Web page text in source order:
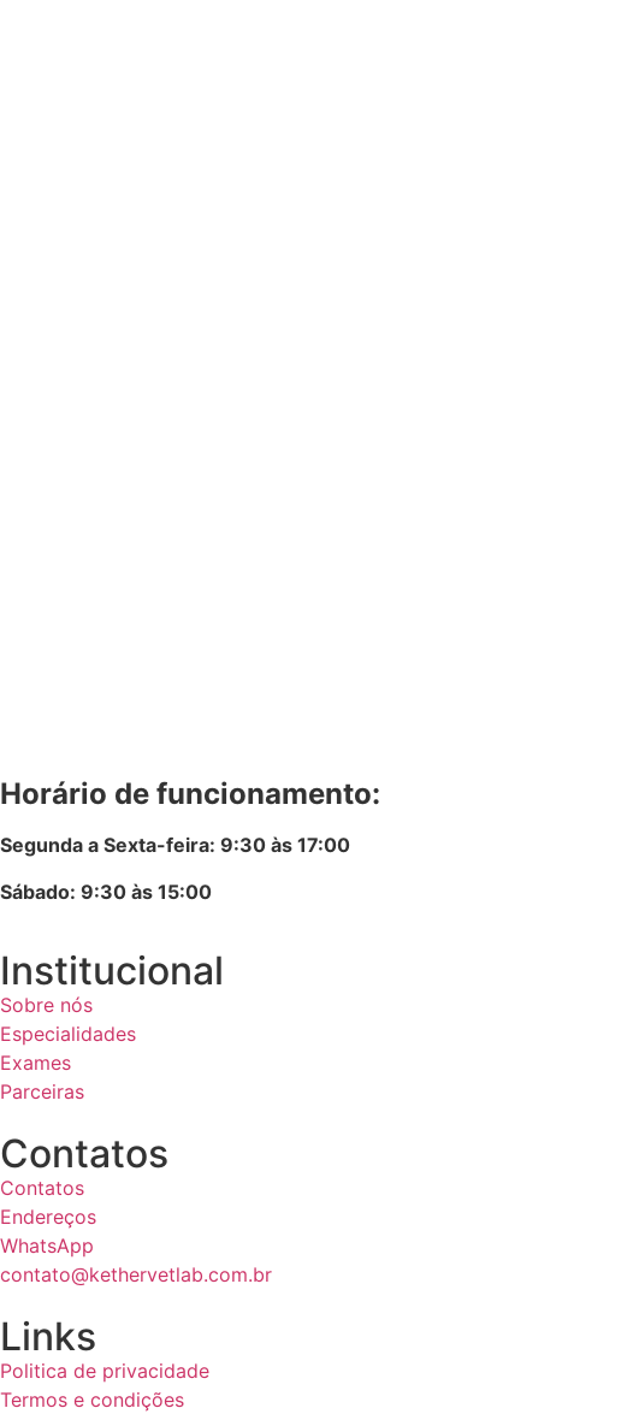
Horário de funcionamento:
Segunda a Sexta-feira: 9:30 às 17:00
Sábado: 9:30 às 15:00
Institucional
Sobre nós
Especialidades
Exames
Parceiras
Contatos
Contatos
Endereços
WhatsApp
contato@kethervetlab.com.br
Links
Politica de privacidade
Termos e condições